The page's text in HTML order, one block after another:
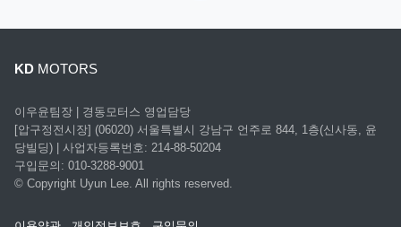
KD MOTORS
이우윤팀장 | 경동모터스 영업담당
[압구정전시장] (06020) 서울특별시 강남구 언주로 844, 1층(신사동, 윤
당빌딩) | 사업자등록번호: 214-88-50204
구입문의: 010-3288-9001
© Copyright Uyun Lee. All rights reserved.